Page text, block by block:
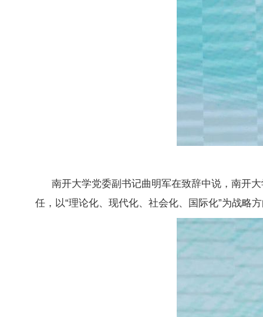
南开大学党委副书记曲明军在致辞中说，南开
任，以“理论化、现代化、社会化、国际化”为战略